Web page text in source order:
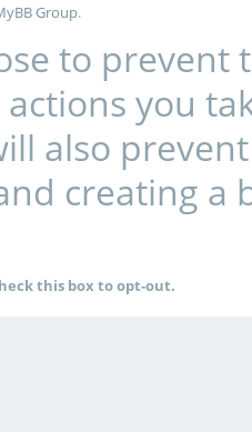
Group.
to
you
also
creating a
this box to opt-out.